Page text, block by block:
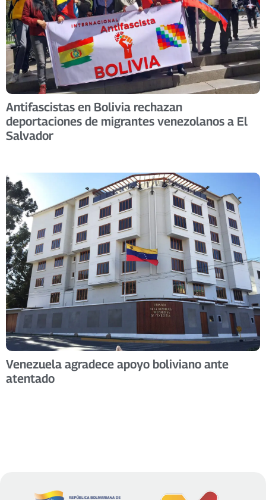
Antifascistas en Bolivia rechazan
deportaciones de migrantes venezolanos a El
Salvador
Venezuela agradece apoyo boliviano ante
atentado